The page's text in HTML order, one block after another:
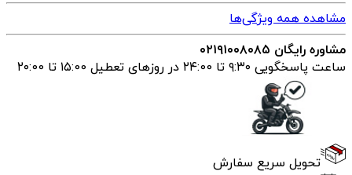
مشاهده همه ویژگی‌ها
مشاوره رایگان ۰۲۱۹۱۰۰۸۰۸۵
ساعت پاسخگویی ۹:۳۰ تا ۲۴:00 در روزهای تعطیل ۱۵:00 تا ۲۰:00
تحویل سریع سفارش